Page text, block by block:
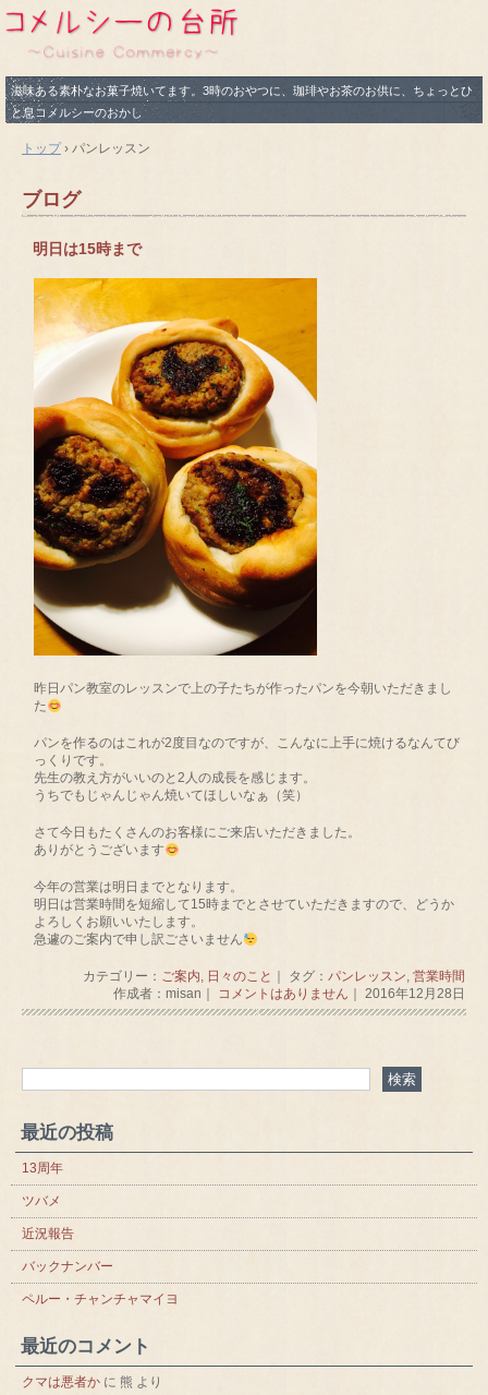
滋味ある素朴なお菓子焼いてます。3時のおやつに、珈琲やお茶のお供に、ちょっとひ
と息コメルシーのおかし
トップ› パンレッスン
ブログ
明日は15時まで
昨日パン教室のレッスンで上の子たちが作ったパンを今朝いただきまし
た
パンを作るのはこれが2度目なのですが、こんなに上手に焼けるなんてび
っくりです。
先生の教え方がいいのと2人の成長を感じます。
うちでもじゃんじゃん焼いてほしいなぁ（笑）
さて今日もたくさんのお客様にご来店いただきました。
ありがとうございます
今年の営業は明日までとなります。
明日は営業時間を短縮して15時までとさせていただきますので、どうか
よろしくお願いいたします。
急遽のご案内で申し訳ごさいません
カテゴリー： ご案内, 日々のこと ｜ タグ： パンレッスン, 営業時間
作成者：misan｜ コメントはありません ｜ 2016年12月28日
最近の投稿
13周年
ツバメ
近況報告
バックナンバー
ペルー・チャンチャマイヨ
最近のコメント
クマは悪者か に 熊 より